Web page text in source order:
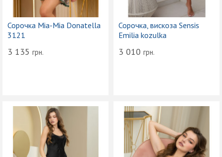
Сорочка Mia-Mia Donatella
3121
3 135 грн.
Сорочка, вискоза Sensis
Emilia kozulka
3 010 грн.